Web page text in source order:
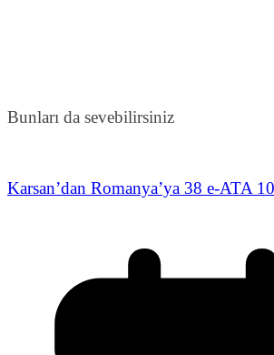
Bunları da sevebilirsiniz
Karsan’dan Romanya’ya 38 e-ATA 10